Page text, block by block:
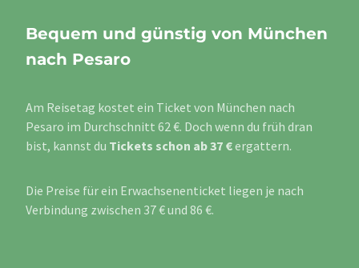
Bequem und günstig von München
nach Pesaro
Am Reisetag kostet ein Ticket von München nach
Pesaro im Durchschnitt 62 €. Doch wenn du früh dran
bist, kannst du Tickets schon ab 37 €ergattern.
Die Preise für ein Erwachsenenticket liegen je nach
Verbindung zwischen 37 € und 86 €.